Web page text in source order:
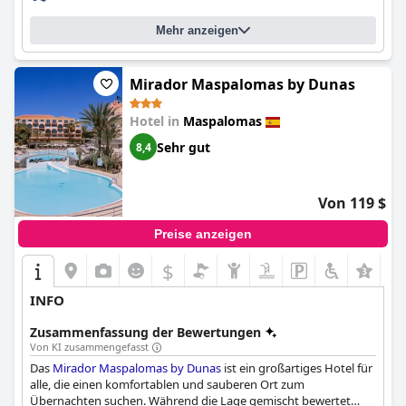
Adultsder perfekte Ort, um sich zu entspannen und einen
ruhigen Urlaub zu genießen.Mehr anzeigen
Mirador Maspalomas by Dunas
Hotel in Maspalomas
8,4 Sehr gut
Von 119 $
Preise anzeigen
$
INFO
Zusammenfassung der Bewertungen
Von KI zusammengefasst
Das Mirador Maspalomas by Dunas ist ein großartiges Hotel für
alle, die einen komfortablen und sauberen Ort zum
Übernachten suchen. Während die Lage gemischt bewertet